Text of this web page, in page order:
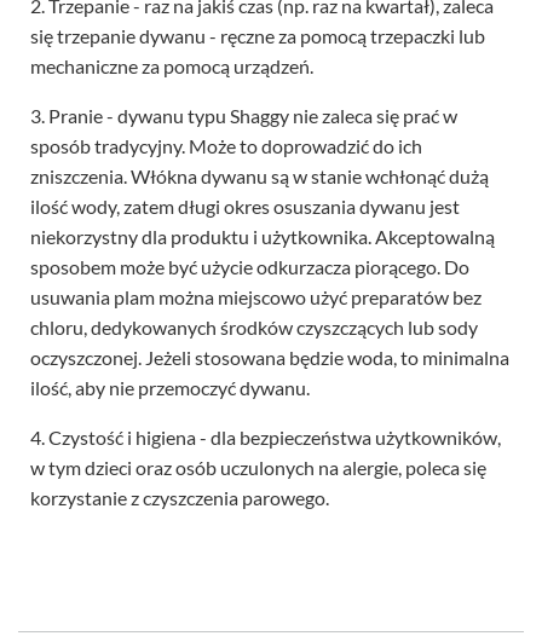
2. Trzepanie - raz na jakiś czas (np. raz na kwartał), zaleca
się trzepanie dywanu - ręczne za pomocą trzepaczki lub
mechaniczne za pomocą urządzeń.
3. Pranie - dywanu typu Shaggy nie zaleca się prać w
sposób tradycyjny. Może to doprowadzić do ich
zniszczenia. Włókna dywanu są w stanie wchłonąć dużą
ilość wody, zatem długi okres osuszania dywanu jest
niekorzystny dla produktu i użytkownika. Akceptowalną
sposobem może być użycie odkurzacza piorącego. Do
usuwania plam można miejscowo użyć preparatów bez
chloru, dedykowanych środków czyszczących lub sody
oczyszczonej. Jeżeli stosowana będzie woda, to minimalna
ilość, aby nie przemoczyć dywanu.
4. Czystość i higiena - dla bezpieczeństwa użytkowników,
w tym dzieci oraz osób uczulonych na alergie, poleca się
korzystanie z czyszczenia parowego.